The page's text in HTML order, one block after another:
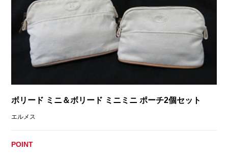
ボリード ミニ＆ボリード ミニミニ ポーチ2個セット
エルメス
POINT